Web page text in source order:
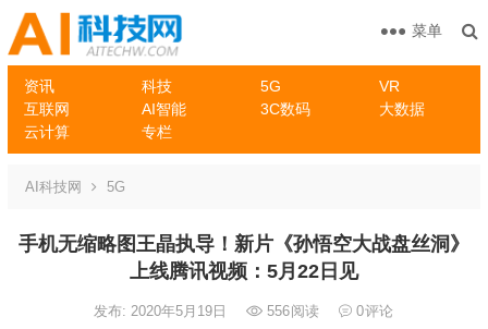
资讯 科技 5G
VR
互联网
AI智能 3C数码
大数据
云计算
专栏
菜单
AI科技网 5G
手机无缩略图王晶执导！新片《孙悟空大战盘丝洞》
上线腾讯视频：5月22日见
发布: 2020年5月19日 556阅读 0评论